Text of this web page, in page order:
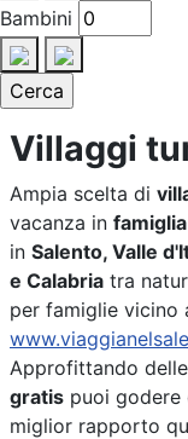
Bambini
Villaggi
Ampia scelta di
vacanza in famiglia
in Salento, Valle
e Calabria tra
per famiglie vicino
Approfittando
gratis puoi godere
miglior rapporto